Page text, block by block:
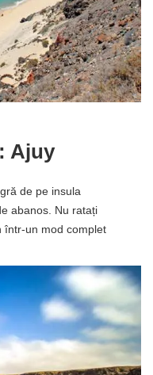
Ajuy
de pe insula
abanos. Nu ratați
într-un mod complet